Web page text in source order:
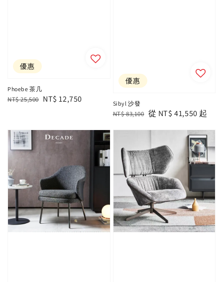
優惠
Phoebe 茶几
Regular
NT$ 25,500 Sale
NT$ 12,750
優惠
Sibyl 沙發
Regular
NT$ 83,100 Sale
從 NT$ 41,550 起